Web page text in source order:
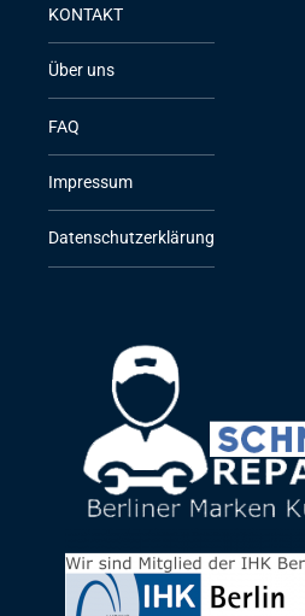
KONTAKT
Über uns
FAQ
Impressum
Datenschutzerklärung